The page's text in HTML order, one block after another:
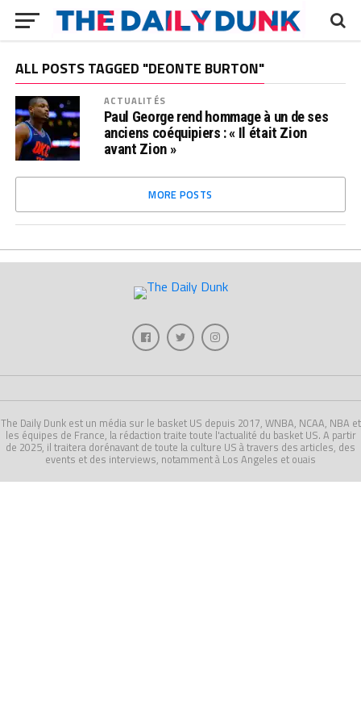
ALL POSTS TAGGED "DEONTE BURTON"
ACTUALITÉS
Paul George rend hommage à un de ses
anciens coéquipiers : « Il était Zion
avant Zion »
MORE POSTS
The Daily Dunk est un média sur le basket US depuis 2017, WNBA, NCAA, NBA et
les équipes de France, la rédaction traite toute l'actualité du basket US. A partir
de 2025, il traitera dorénavant de toute la culture US à travers des articles, des
events et des interviews, notamment à Los Angeles et ouais